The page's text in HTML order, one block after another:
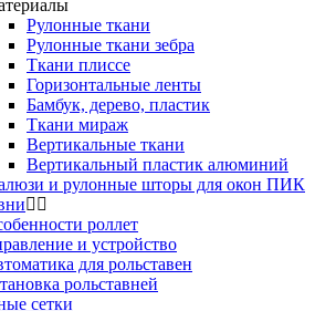
Рулонные ткани
Рулонные ткани зебра
Ткани плиссе
Горизонтальные ленты
Бамбук, дерево, пластик
Ткани мираж
Вертикальные ткани
Вертикальный пластик алюминий
и рулонные шторы для окон ПИК
роллет
и устройство
для рольставен
рольставней
сетки